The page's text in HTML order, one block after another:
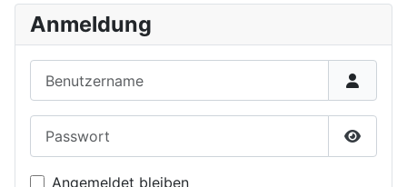
Anmeldung
Angemeldet bleiben